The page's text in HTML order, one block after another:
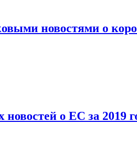
новостями о
о ЕС за 2019